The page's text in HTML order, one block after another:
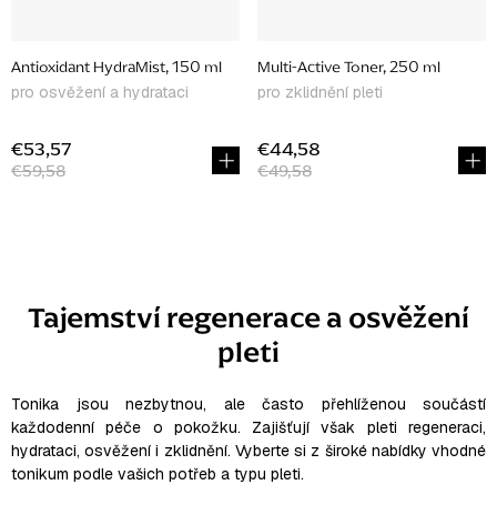
Antioxidant HydraMist, 150 ml
pro osvěžení a hydrataci
€59,58
€53,57
Multi-Active Toner, 250 ml
pro zklidnění pleti
€49,58
€44,58
c
i
e
p
Tajemství regenerace a osvěžení
pleti
Tonika jsou nezbytnou, ale často přehlíženou součástí
každodenní péče o pokožku. Zajišťují však pleti regeneraci,
hydrataci, osvěžení i zklidnění. Vyberte si z široké nabídky vhodné
tonikum podle vašich potřeb a typu pleti.